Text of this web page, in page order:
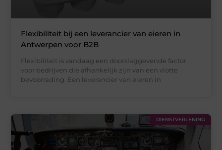
Flexibiliteit bij een leverancier van eieren in
Antwerpen voor B2B
Flexibiliteit is vandaag een doorslaggevende factor
voor bedrijven die afhankelijk zijn van een vlotte
bevoorrading. Een leverancier van eieren in
DIENSTVERLENING